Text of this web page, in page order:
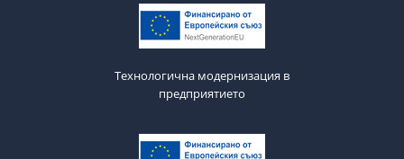
Технологична модернизация в
предприятието